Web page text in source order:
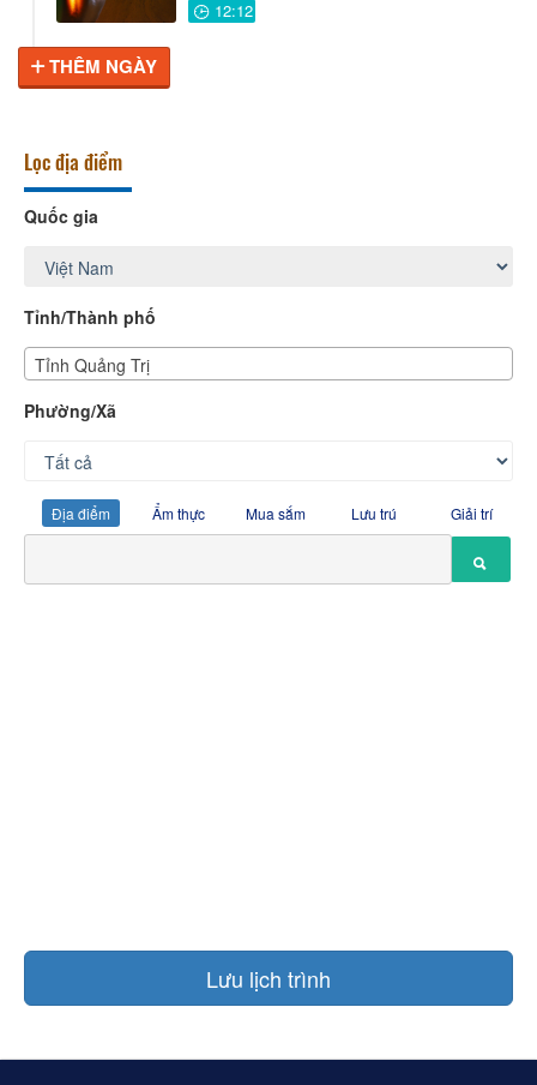
THÊM NGÀY
Lọc địa điểm
Quốc gia
Tỉnh/Thành phố
Tỉnh Quảng Trị
Phường/Xã
Địa điểm Ẩm thực Mua sắm Lưu trú Giải trí
Lưu lịch trình